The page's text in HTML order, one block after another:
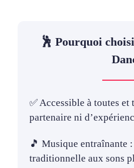
🕺 Pourquoi
✅ Accessible à toutes et
partenaire ni
🎵 Musique entraînante
traditionnelle aux sons